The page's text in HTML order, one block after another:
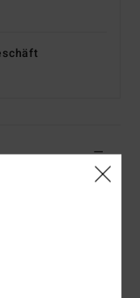
mit Allover-